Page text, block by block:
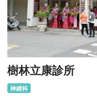
樹林立康診所
神經科